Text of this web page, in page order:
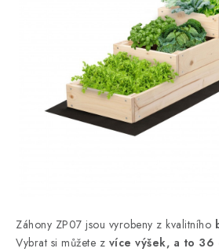
Záhony ZP07 jsou vyrobeny z kvalitního
Vybrat si můžete z více výšek, a to 36